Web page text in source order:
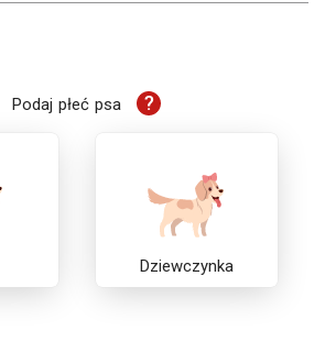
Podaj płeć psa ?
Dziewczynka